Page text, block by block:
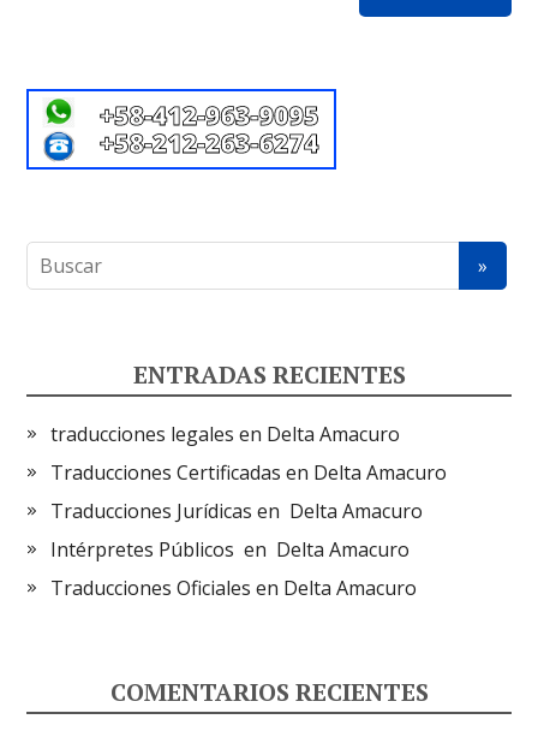
ENTRADAS RECIENTES
traducciones legales en Delta Amacuro
Traducciones Certificadas en Delta Amacuro
Traducciones Jurídicas en Delta Amacuro
Intérpretes Públicos en Delta Amacuro
Traducciones Oficiales en Delta Amacuro
COMENTARIOS RECIENTES